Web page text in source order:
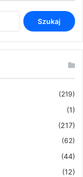
Szukaj
(219)
(1)
(217)
(62)
(44)
(12)